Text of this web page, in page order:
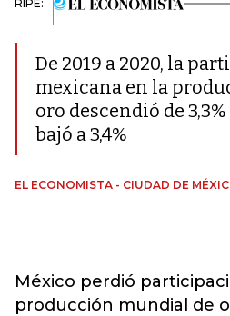
RIPE:
De 2019 a 2020, la
mexicana en la
oro descendió de
bajó a 3,4%
EL ECONOMISTA - CIUDAD DE
México perdió
producción mundial de